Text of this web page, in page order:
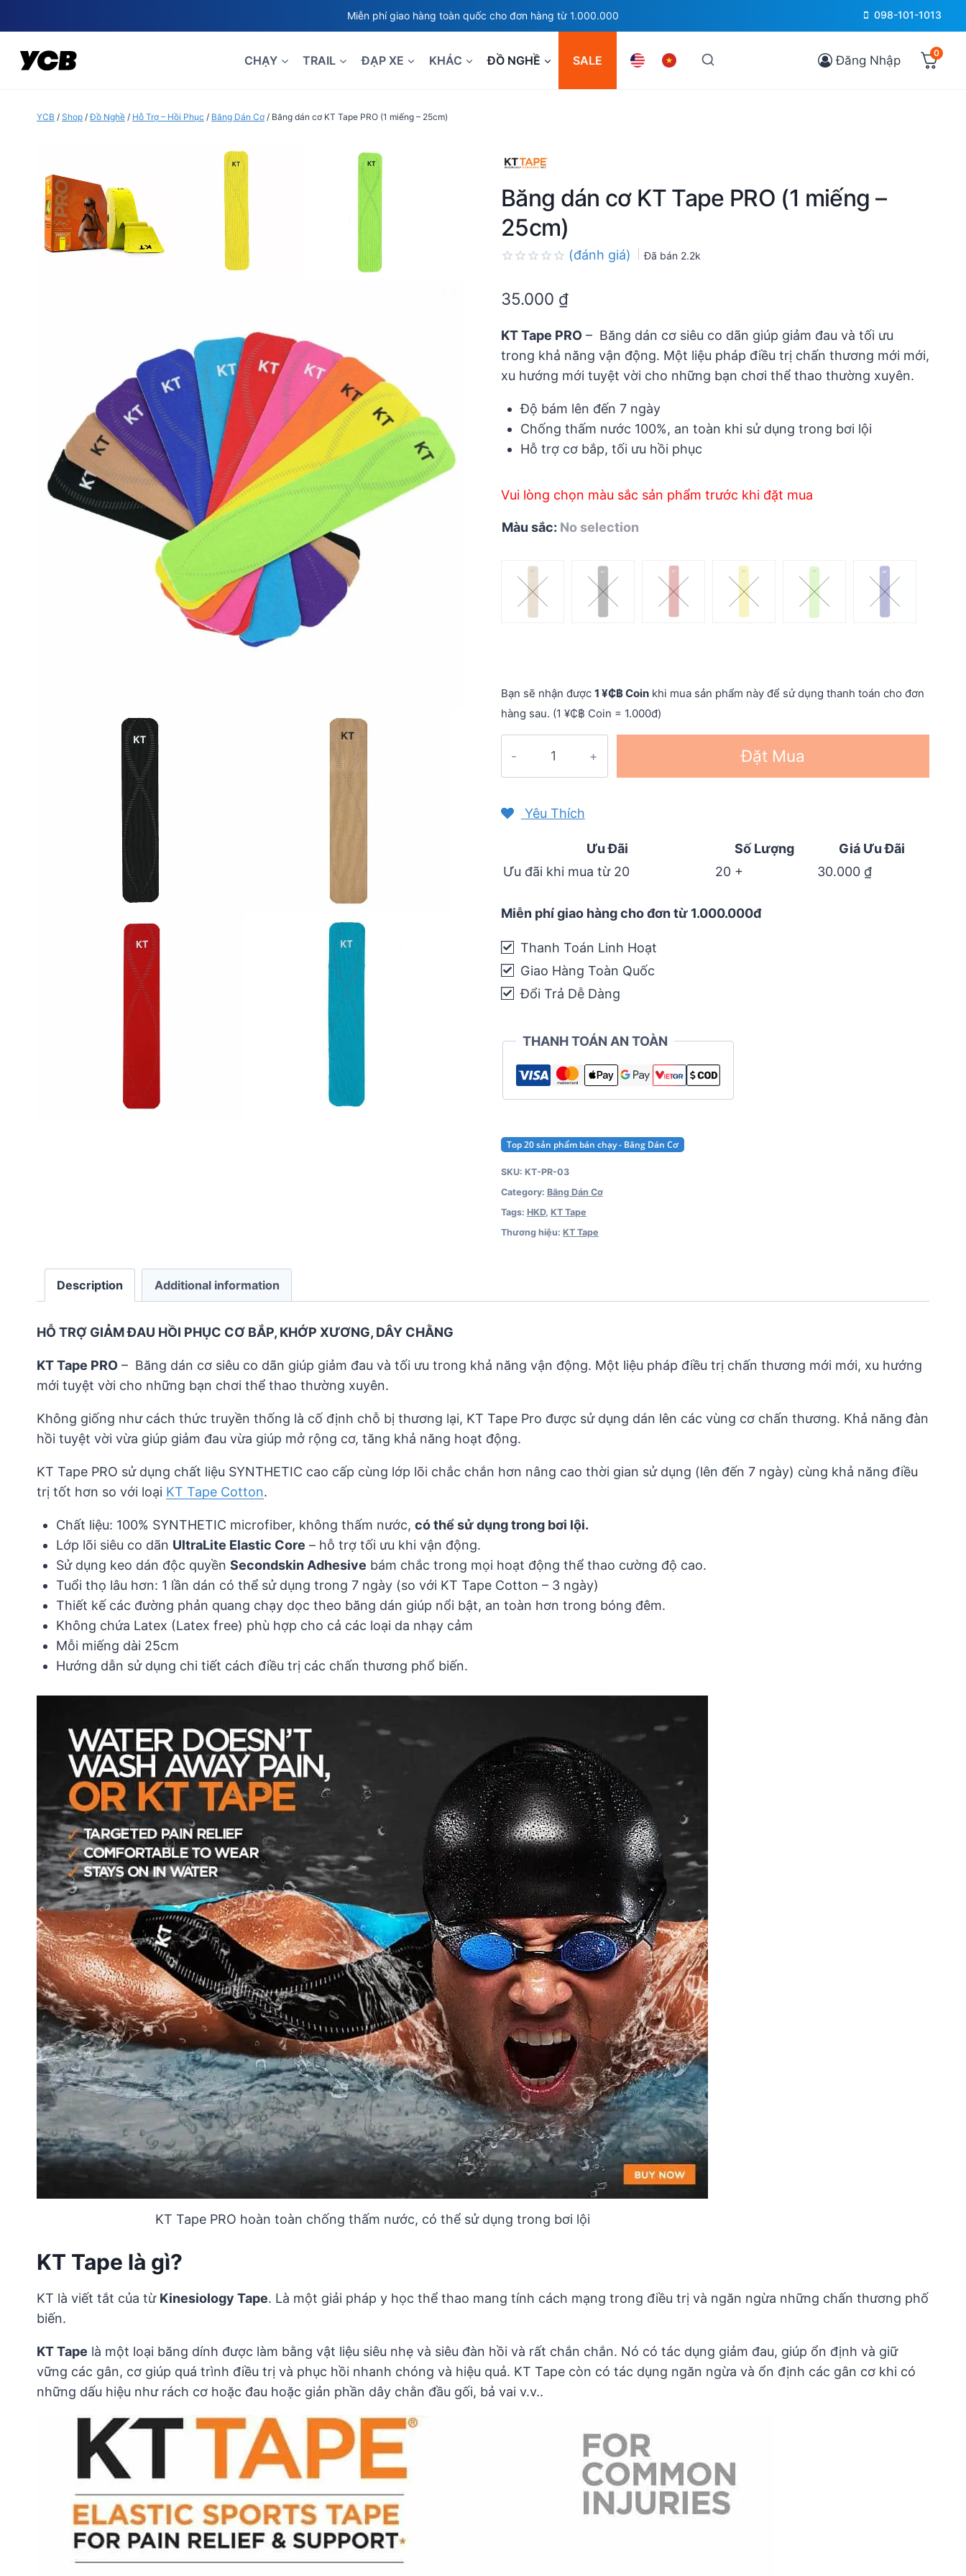
to
content
Miễn phí giao hàng toàn quốc cho đơn hàng từ 1.000.000 098-101-1013
CHẠY TRAIL ĐẠP XE KHÁC ĐỒ NGHỀ SALE Đăng Nhập 0
YCB / Shop /Đồ Nghề / Hỗ Trợ – Hồi Phục / Băng Dán Cơ / Băng dán cơ KT Tape PRO (1 miếng – 25cm)
Băng dán cơ KT Tape PRO (1 miếng –
25cm)
out
(đánh giá) Đã bán 2.2k
35.000 ₫
KT Tape PRO – Băng dán cơ siêu co dãn giúp giảm đau và tối ưu
trong khả năng vận động. Một liệu pháp điều trị chấn thương mới mới,
xu hướng mới tuyệt vời cho những bạn chơi thể thao thường xuyên.
Độ bám lên đến 7 ngày
Chống thấm nước 100%, an toàn khi sử dụng trong bơi lội
Hỗ trợ cơ bắp, tối ưu hồi phục
Vui lòng chọn màu sắc sản phẩm trước khi đặt mua
Màu sắc: No selection
Bạn sẽ nhận được 1 ¥₵฿ Coinkhi mua sản phẩm này để sử dụng thanh toán cho đơn
hàng sau. (1 ¥₵฿ Coin = 1.000đ)
KT
(1
-
quantity
Đặt Mua
Yêu Thích
Ưu Đãi Số Lượng
Giá Ưu Đãi
Ưu đãi khi mua từ 20
20 + 30.000 ₫
Miễn phí giao hàng cho đơn từ 1.000.000đ
Thanh Toán Linh Hoạt
Giao Hàng Toàn Quốc
Đổi Trả Dễ Dàng
THANH TOÁN AN TOÀN
Top 20 sản phẩm bán chạy - Băng Dán Cơ
SKU: KT-PR-03
Category: Băng Dán Cơ
Tags: HKD, KT Tape
Thương hiệu: KT Tape
Description Additional information
HỖ TRỢ GIẢM ĐAU HỒI PHỤC CƠ BẮP, KHỚP XƯƠNG, DÂY CHẰNG
KT Tape PRO – Băng dán cơ siêu co dãn giúp giảm đau và tối ưu trong khả năng vận động. Một liệu pháp điều trị chấn thương mới mới, xu hướng
mới tuyệt vời cho những bạn chơi thể thao thường xuyên.
Không giống như cách thức truyền thống là cố định chỗ bị thương lại, KT Tape Pro được sử dụng dán lên các vùng cơ chấn thương. Khả năng đàn
hồi tuyệt vời vừa giúp giảm đau vừa giúp mở rộng cơ, tăng khả năng hoạt động.
KT Tape PRO sử dụng chất liệu SYNTHETIC cao cấp cùng lớp lõi chắc chắn hơn nâng cao thời gian sử dụng (lên đến 7 ngày) cùng khả năng điều
trị tốt hơn so với loại KT Tape Cotton.
Chất liệu: 100% SYNTHETIC microfiber, không thấm nước, có thể sử dụng trong bơi lội.
Lớp lõi siêu co dãn UltraLite Elastic Core – hỗ trợ tối ưu khi vận động.
Sử dụng keo dán độc quyền Secondskin Adhesive bám chắc trong mọi hoạt động thể thao cường độ cao.
Tuổi thọ lâu hơn: 1 lần dán có thể sử dụng trong 7 ngày (so với KT Tape Cotton – 3 ngày)
Thiết kế các đường phản quang chạy dọc theo băng dán giúp nổi bật, an toàn hơn trong bóng đêm.
Không chứa Latex (Latex free) phù hợp cho cả các loại da nhạy cảm
Mỗi miếng dài 25cm
Hướng dẫn sử dụng chi tiết cách điều trị các chấn thương phổ biến.
KT Tape PRO hoàn toàn chống thấm nước, có thể sử dụng trong bơi lội
KT Tape là gì?
KT là viết tắt của từ Kinesiology Tape. Là một giải pháp y học thể thao mang tính cách mạng trong điều trị và ngăn ngừa những chấn thương phố
biến.
KT Tape là một loại băng dính được làm bằng vật liệu siêu nhẹ và siêu đàn hồi và rất chắn chắn. Nó có tác dụng giảm đau, giúp ổn định và giữ
vững các gân, cơ giúp quá trình điều trị và phục hồi nhanh chóng và hiệu quả. KT Tape còn có tác dụng ngăn ngừa và ổn định các gân cơ khi có
những dấu hiệu như rách cơ hoặc đau hoặc giản phần dây chằn đầu gối, bả vai v.v..